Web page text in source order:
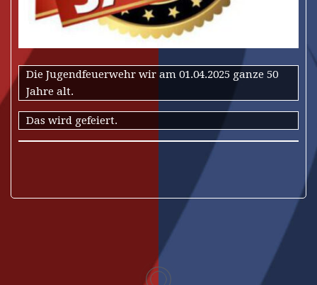
Die Jugendfeuerwehr wir am 01.04.2025 ganze 50
Jahre alt.
Das wird gefeiert.